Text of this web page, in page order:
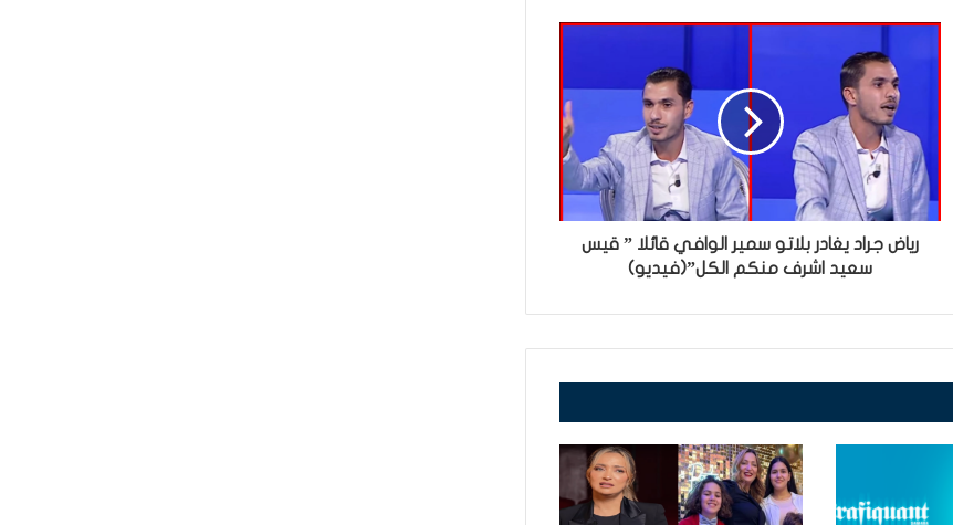
رياض جراد يغادر بلاتو سمير الوافي قائلا ” قيس
سعيد اشرف منكم الكل”(فيديو)